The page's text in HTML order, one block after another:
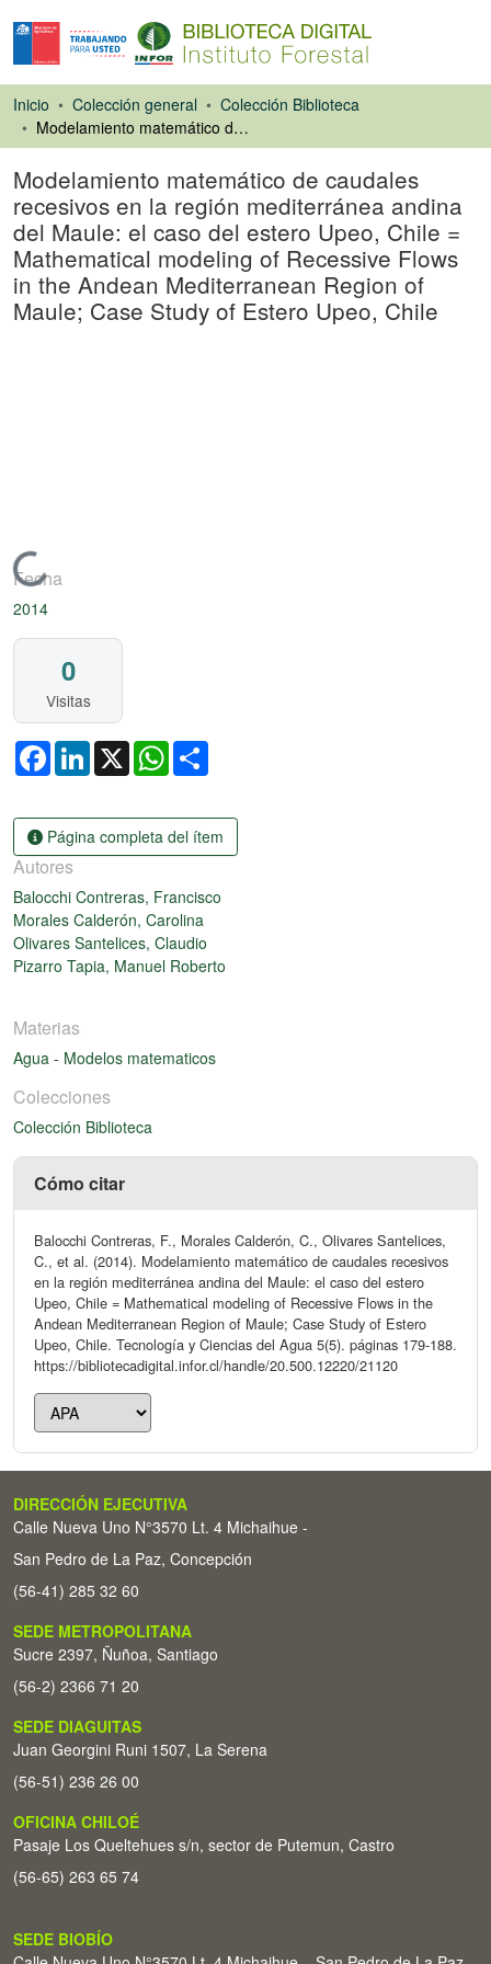
Inicio Colección general
Colección Biblioteca
Modelamiento matemático de caudales recesivos en la región mediterránea andina del Maule: el caso del estero Upeo, Chile = Mathematical modeling of Recessive Flows in the Andean Mediterranean Region of Maule; Case Study of Estero Upeo, Chile
Modelamiento matemático de caudales
recesivos en la región mediterránea andina
del Maule: el caso del estero Upeo, Chile =
Mathematical modeling of Recessive Flows
in the Andean Mediterranean Region of
Maule; Case Study of Estero Upeo, Chile
Cargando...
Fecha
2014
0
Visitas
FacebookLinkedIn
X WhatsApp
Página completa del ítem
Autores
Balocchi Contreras, Francisco
Morales Calderón, Carolina
Olivares Santelices, Claudio
Pizarro Tapia, Manuel Roberto
Materias
Agua - Modelos matematicos
Colecciones
Colección Biblioteca
Cómo citar
Balocchi Contreras, F., Morales Calderón, C., Olivares Santelices,
C., et al. (2014). Modelamiento matemático de caudales recesivos
en la región mediterránea andina del Maule: el caso del estero
Upeo, Chile = Mathematical modeling of Recessive Flows in the
Andean Mediterranean Region of Maule; Case Study of Estero
Upeo, Chile. Tecnología y Ciencias del Agua 5(5). páginas 179-188.
https://bibliotecadigital.infor.cl/handle/20.500.12220/21120
DIRECCIÓN EJECUTIVA
Calle Nueva Uno N°3570 Lt. 4 Michaihue -
San Pedro de La Paz, Concepción
(56-41) 285 32 60
SEDE METROPOLITANA
Sucre 2397, Ñuñoa, Santiago
(56-2) 2366 71 20
SEDE DIAGUITAS
Juan Georgini Runi 1507, La Serena
(56-51) 236 26 00
OFICINA CHILOÉ
Pasaje Los Queltehues s/n, sector de Putemun, Castro
(56-65) 263 65 74
SEDE BIOBÍO